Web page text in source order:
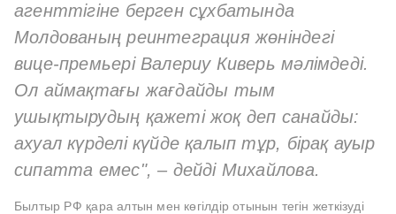
агенттігіне берген сұхбатында
Молдованың реинтеграция жөніндегі
вице-премьері Валериу Киверь мәлімдеді.
Ол аймақтағы жағдайды тым
ушықтырудың қажеті жоқ деп санайды:
ахуал күрделі күйде қалып тұр, бірақ ауыр
сипатта емес", – дейді Михайлова.
Былтыр РФ қара алтын мен көгілдір отынын тегін жеткізуді